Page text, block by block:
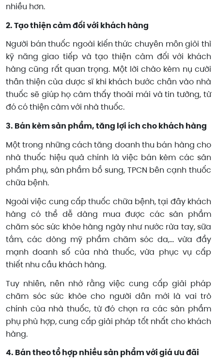
nhiều hơn.
2. Tạo thiện cảm đối với khách hàng
Người bán thuốc ngoài kiến thức chuyên môn giỏi thì
kỹ năng giao tiếp và tạo thiện cảm đối với khách
hàng cũng rất quan trọng. Một lời chào kèm nụ cười
thân thiện của dược sĩ khi khách bước chân vào nhà
thuốc sẽ giúp họ cảm thấy thoải mái và tin tưởng, từ
đó có thiện cảm với nhà thuốc.
3. Bán kèm sản phẩm, tăng lợi ích cho khách hàng
Một trong những cách tăng doanh thu bán hàng cho
nhà thuốc hiệu quả chính là việc bán kèm các sản
phẩm phụ, sản phẩm bổ sung, TPCN bên cạnh thuốc
chữa bệnh.
Ngoài việc cung cấp thuốc chữa bệnh, tại đây khách
hàng có thể dễ dàng mua được các sản phẩm
chăm sóc sức khỏe hàng ngày như nước rửa tay, sữa
tắm, các dòng mỹ phẩm chăm sóc da,… vừa đẩy
mạnh doanh số của nhà thuốc, vừa phục vụ cấp
thiết nhu cầu khách hàng.
Tuy nhiên, nên nhớ rằng việc cung cấp giải pháp
chăm sóc sức khỏe cho người dân mới là vai trò
chính của nhà thuốc, từ đó chọn ra các sản phẩm
phụ phù hợp, cung cấp giải pháp tốt nhất cho khách
hàng.
4. Bán theo tổ hợp nhiều sản phẩm với giá ưu đãi